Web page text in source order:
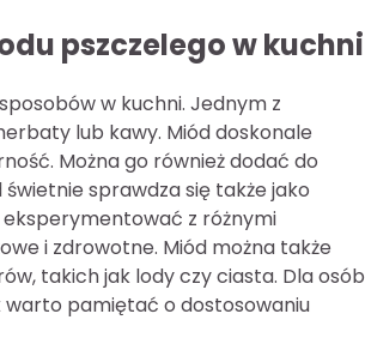
pszczelego w kuchni
w kuchni. Jednym z
lub kawy. Miód doskonale
Można go również dodać do
sprawdza się także jako
z różnymi
i zdrowotne. Miód można także
takich jak lody czy ciasta. Dla osób
pamiętać o dostosowaniu